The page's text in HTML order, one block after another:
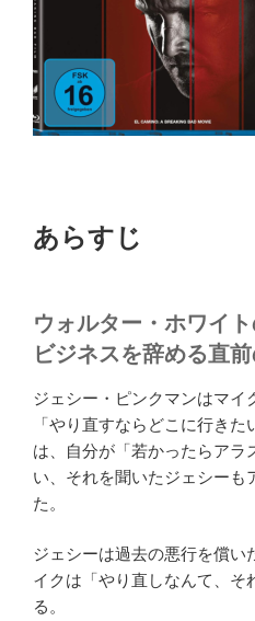
あらすじ
ウォルター・ホワイ
ビジネスを辞める直前
ジェシー・ピンクマンはマイ
「やり直すならどこに行き
は、自分が「若かったらアラ
い、それを聞いたジェシーも
た。
ジェシーは過去の悪行を償い
イクは「やり直しなんて、そ
る。